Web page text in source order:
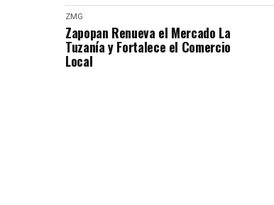
ZMG
Zapopan Renueva el Mercado La
Tuzanía y Fortalece el Comercio
Local